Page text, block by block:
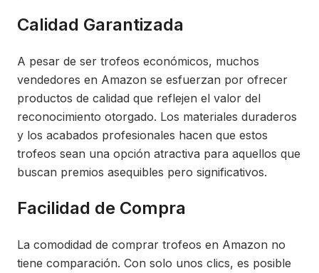
Calidad Garantizada
A pesar de ser trofeos económicos, muchos
vendedores en Amazon se esfuerzan por ofrecer
productos de calidad que reflejen el valor del
reconocimiento otorgado. Los materiales duraderos
y los acabados profesionales hacen que estos
trofeos sean una opción atractiva para aquellos que
buscan premios asequibles pero significativos.
Facilidad de Compra
La comodidad de comprar trofeos en Amazon no
tiene comparación. Con solo unos clics, es posible